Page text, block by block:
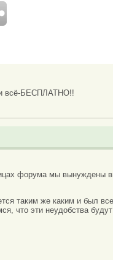
и всё-БЕСПЛАТНО!!
форума мы вынуждены
таким же каким и был
что эти неудобства